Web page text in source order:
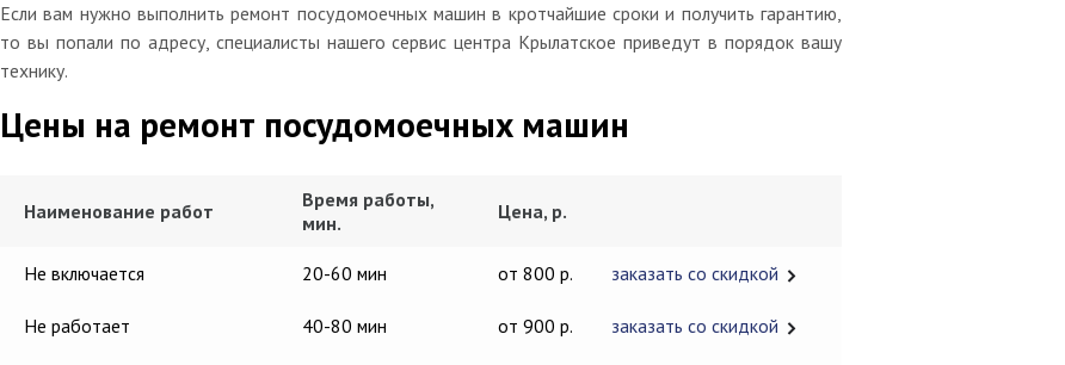
Если вам нужно выполнить ремонт посудомоечных машин в кротчайшие сроки и получить гарантию,
то вы попали по адресу, специалисты нашего сервис центра Крылатское приведут в порядок вашу
технику.
Цены на ремонт посудомоечных машин
Наименование работ
Время работы,
мин.
Цена, р.
Не включается 20-60 мин от 800 р. заказать со скидкой
Не работает 40-80 мин от 900 р. заказать со скидкой